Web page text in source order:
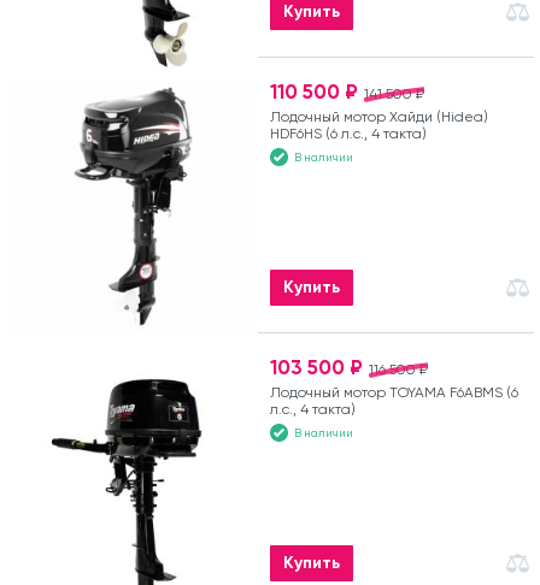
Купить
141 500 ₽
110 500 ₽
Лодочный мотор Хайди (Hidea)
HDF6HS (6 л.с., 4 такта)
В наличии
Купить
116 500 ₽
103 500 ₽
Лодочный мотор TOYAMA F6ABMS (6
л.с., 4 такта)
В наличии
Купить